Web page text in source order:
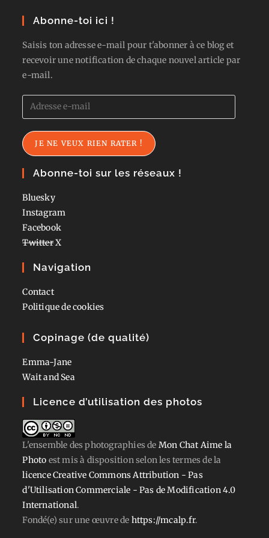
Abonne-toi ici !
Saisis ton adresse e-mail pour t'abonner à ce blog et
recevoir une notification de chaque nouvel article par
e-mail.
Adresse
e-
mail
JE NE VEUX RIEN RATER !
Abonne-toi sur les réseaux !
Bluesky
Instagram
Facebook
TwitterX
Navigation
Contact
Politique de cookies
Copinage (de qualité)
Emma-Jane
Wait and Sea
Licence d’utilisation des photos
L'ensemble des photographiesde Mon Chat Aime la
Photo est mis à disposition selon les termes de la
licence Creative Commons Attribution - Pas
d'Utilisation Commerciale - Pas de Modification 4.0
International.
Fondé(e) sur une œuvre de https://mcalp.fr.